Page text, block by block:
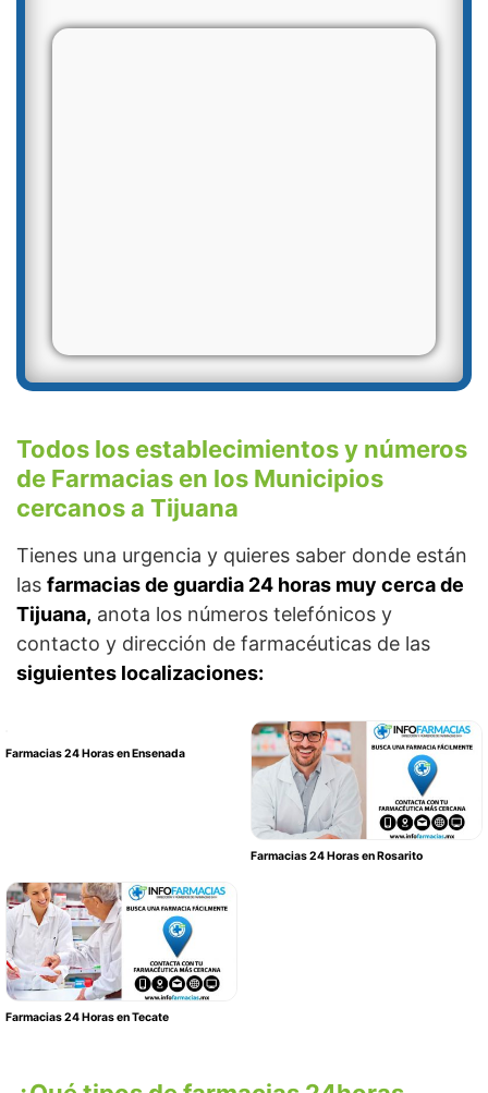
Todos los establecimientos y números
de Farmacias en los Municipios
cercanos a Tijuana
Tienes una urgencia y quieres saber donde están
las farmacias de guardia 24 horas muy cerca de
Tijuana, anota los números telefónicos y
contacto y dirección de farmacéuticas de las
siguientes localizaciones:
Farmacias 24 Horas en Ensenada
Farmacias 24 Horas en Rosarito
Farmacias 24 Horas en Tecate